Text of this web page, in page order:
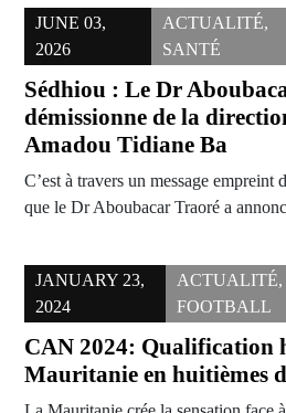
JUNE 03,
2026
ACTUALITÉ,
SANTÉ
Sédhiou : Le Dr
démissionne de la
Amadou Tidiane Ba
C’est à travers un message empreint
que le Dr Aboubacar Traoré a
JANUARY 23,
2024
ACTUALITÉ,
FOOTBALL
CAN 2024: Qualification
Mauritanie en huitièmes